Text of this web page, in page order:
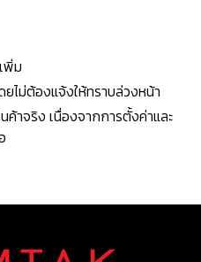
พิ่ม
ไม่ต้องแจ้งให้ทราบล่วงหน้า
าจริง เนื่องจากการตั้งค่าและ